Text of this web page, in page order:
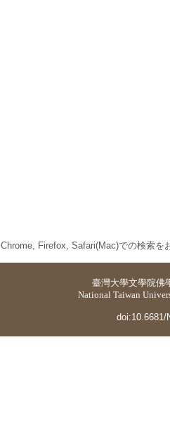
Chrome, Firefox, Safari(Mac)での検索を
臺灣大學文學院佛
National Taiwan
doi:10.6681/